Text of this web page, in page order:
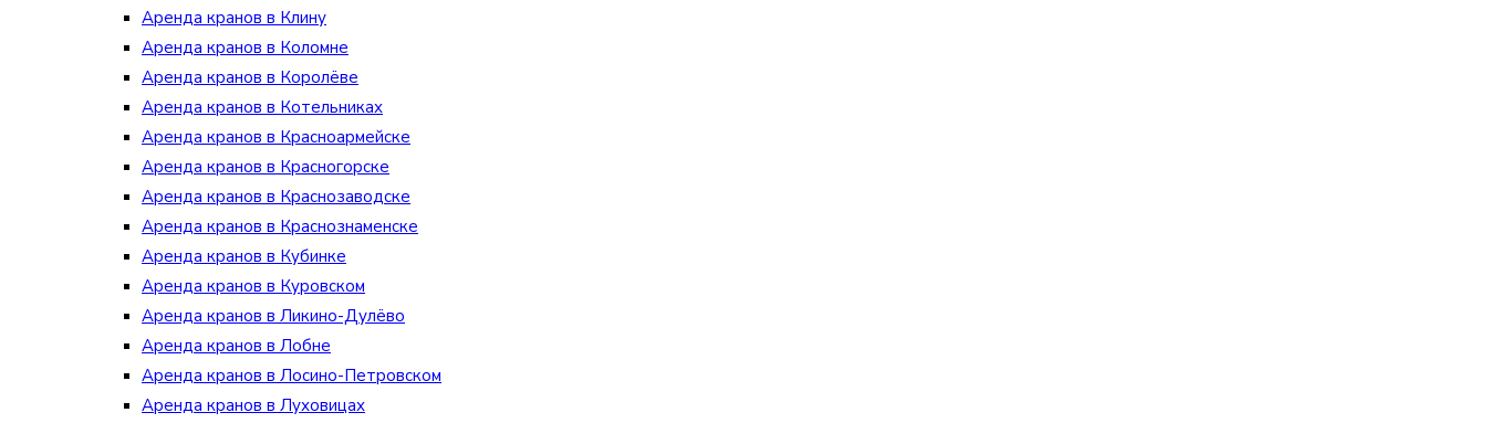
Аренда кранов в Клину
Аренда кранов в Коломне
Аренда кранов в Королёве
Аренда кранов в Котельниках
Аренда кранов в Красноармейске
Аренда кранов в Красногорске
Аренда кранов в Краснозаводске
Аренда кранов в Краснознаменске
Аренда кранов в Кубинке
Аренда кранов в Куровском
Аренда кранов в Ликино-Дулёво
Аренда кранов в Лобне
Аренда кранов в Лосино-Петровском
Аренда кранов в Луховицах